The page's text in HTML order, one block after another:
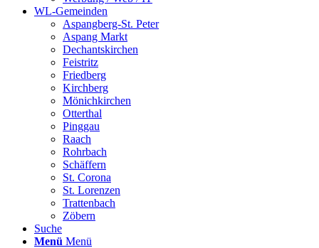
WL-Gemeinden
Aspangberg-St. Peter
Aspang Markt
Dechantskirchen
Feistritz
Friedberg
Kirchberg
Mönichkirchen
Otterthal
Pinggau
Raach
Rohrbach
Schäffern
St. Corona
St. Lorenzen
Trattenbach
Zöbern
Suche
Menü Menü